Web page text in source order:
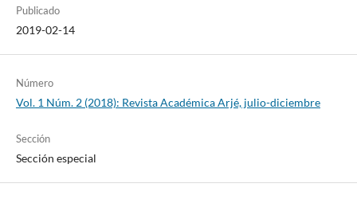
Publicado
2019-02-14
Número
Vol. 1 Núm. 2 (2018): Revista Académica Arjé, julio-diciembre
Sección
Sección especial